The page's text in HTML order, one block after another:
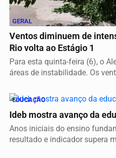
GERAL
Ventos diminuem de
Rio volta ao Estágio 1
Para esta quinta-feira (6), o
áreas de instabilidade. Os
EDUCAÇÃO
Ideb mostra avanço da
Anos iniciais do ensino
resultado e indicador supera